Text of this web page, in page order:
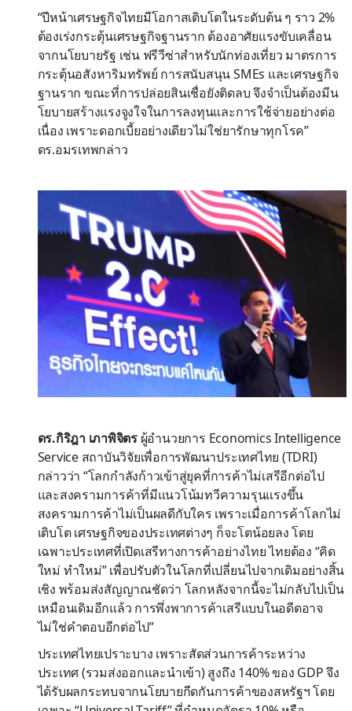
“ปีหน้าเศรษฐกิจไทยมีโอกาสเติบโตในระดับต้น ๆ ราว 2%
ต้องเร่งกระตุ้นเศรษฐกิจฐานราก ต้องอาศัยแรงขับเคลื่อน
จากนโยบายรัฐ เช่น ฟรีวีซ่าสำหรับนักท่องเที่ยว มาตรการ
กระตุ้นอสังหาริมทรัพย์ การสนับสนุน SMEs และเศรษฐกิจ
ฐานราก ขณะที่การปล่อยสินเชื่อยังติดลบ จึงจำเป็นต้องมีน
โยบายสร้างแรงจูงใจในการลงทุนและการใช้จ่ายอย่างต่อ
เนื่อง เพราะดอกเบี้ยอย่างเดียวไม่ใช่ยารักษาทุกโรค”
ดร.อมรเทพกล่าว
ดร.กิริฎา เภาพิจิตรผู้อำนวยการ Economics Intelligence
Service สถาบันวิจัยเพื่อการพัฒนาประเทศไทย (TDRI)
กล่าวว่า “โลกกำลังก้าวเข้าสู่ยุคที่การค้าไม่เสรีอีกต่อไป
และสงครามการค้าที่มีแนวโน้มทวีความรุนแรงขึ้น
สงครามการค้าไม่เป็นผลดีกับใคร เพราะเมื่อการค้าโลกไม่
เติบโต เศรษฐกิจของประเทศต่างๆ ก็จะโตน้อยลง โดย
เฉพาะประเทศที่เปิดเสรีทางการค้าอย่างไทย ไทยต้อง “คิด
ใหม่ ทำใหม่” เพื่อปรับตัวในโลกที่เปลี่ยนไปจากเดิมอย่างสิ้น
เชิง พร้อมส่งสัญญาณชัดว่า โลกหลังจากนี้จะไม่กลับไปเป็น
เหมือนเดิมอีกแล้ว การพึ่งพาการค้าเสรีแบบในอดีตอาจ
ไม่ใช่คำตอบอีกต่อไป”
ประเทศไทยเปราะบาง เพราะสัดส่วนการค้าระหว่าง
ประเทศ (รวมส่งออกและนำเข้า) สูงถึง 140% ของ GDP จึง
ได้รับผลกระทบจากนโยบายกีดกันการค้าของสหรัฐฯ โดย